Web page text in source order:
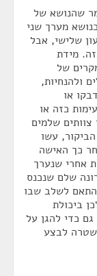
שהנושא של
מערך שני
שלישי, אבל
מידת
של
ולהנחיות,
או
כזה או
שלמים
עשו
כך האישה
אחרי שנערך
שלם שנכנס
לשלב שבו
ביכולת
כדי להגן על
לבצע